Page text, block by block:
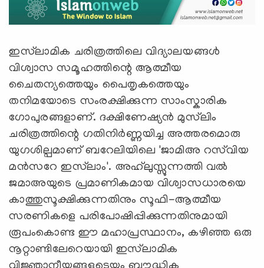
ഇസ്‌ലാമിക ചരിത്രത്തിലെ വിദ്യാലയങ്ങൾ
വിശ്വാസ സമൂഹത്തിന്റെ ആത്മീയ
ചൈതന്യത്തെയും പൈതൃകത്തെയും
തനിമയോടെ സംരക്ഷിക്കുന്ന സാംസ്കാരിക
ഗോപുരങ്ങളാണ്. ദക്ഷിണേഷ്യൻ മുസ്‌ലിം
ചരിത്രത്തിന്റെ ഗതിനിർണ്ണയിച്ച അത്തരമൊരു
യുഗശില്പമാണ് ബറേലിയിലെ 'ജാമിഅ റസ്‌വിയ
മൻസറേ ഇസ്‌ലാം'. അഹ്‌ലുസ്സുന്നത്തി വൽ
ജമാഅയുടെ പ്രമാണികമായ വിശ്വാസധാരയെ
കാത്തുസൂക്ഷിക്കുന്നതിനും സൂഫി-ആത്മീയ
സരണികളെ പരിപോഷിപ്പിക്കുന്നതിനുമായി
രൂപംകൊണ്ട ഈ മഹാപ്രസ്ഥാനം, കഴിഞ്ഞ ഒരു
നൂറ്റാണ്ടിലേറെയായി ഇസ്‌ലാമിക